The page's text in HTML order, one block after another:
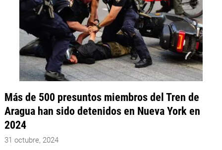
Más de 500 presuntos miembros del Tren de
Aragua han sido detenidos en Nueva York en
2024
31 octubre, 2024